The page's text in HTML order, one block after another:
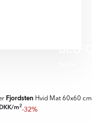
Fjordsten Hvid Mat 60x60 cm
DKK/m2-32%